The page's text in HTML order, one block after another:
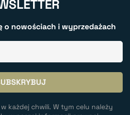
o nowościach i wyprzedażach
każdej chwili. W tym celu należy